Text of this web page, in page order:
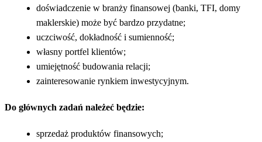
doświadczenie w branży finansowej (banki, TFI, domy
maklerskie) może być bardzo przydatne;
uczciwość, dokładność i sumienność;
własny portfel klientów;
umiejętność budowania relacji;
zainteresowanie rynkiem inwestycyjnym.
Do głównych zadań należeć będzie:
sprzedaż produktów finansowych;